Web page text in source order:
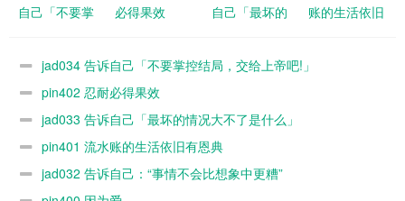
自己「不要掌
上帝吧!」
必得果效
自己「最坏的
什么」
账的生活依旧
jad034 告诉自己「不要掌控结局，交给上帝吧!」
pin402 忍耐必得果效
jad033 告诉自己「最坏的情况大不了是什么」
pin401 流水账的生活依旧有恩典
jad032 告诉自己：“事情不会比想象中更糟”